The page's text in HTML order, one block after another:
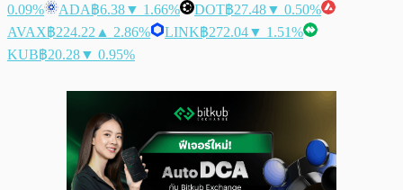
0.09%
ADA฿6.38▼ 1.66% DOT฿27.48▼ 0.50%
AVAX฿224.22 ▲ 2.86% LINK฿272.04▼ 1.51%
KUB฿20.28▼ 0.95%